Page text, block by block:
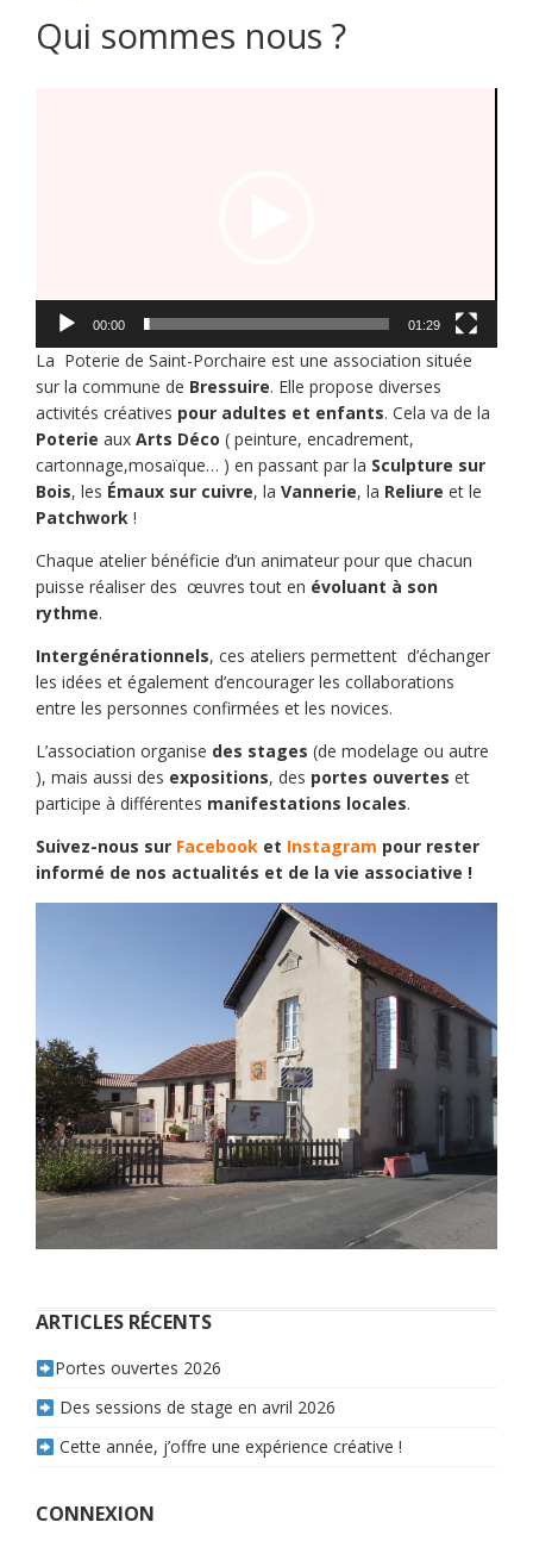
Qui sommes nous ?
00:00 01:29
La Poterie de Saint-Porchaire est une association située
sur la commune de Bressuire. Elle propose diverses
activités créatives pour adultes et enfants. Cela va de la
Poterie aux Arts Déco ( peinture, encadrement,
cartonnage,mosaïque… ) en passant par la Sculpture sur
Bois, les Émaux sur cuivre, la Vannerie, la Reliure et le
Patchwork !
Chaque atelier bénéficie d’un animateur pour que chacun
puisse réaliser des œuvres tout en évoluant à son
rythme.
Intergénérationnels, ces ateliers permettent d’échanger
les idées et également d’encourager les collaborations
entre les personnes confirmées et les novices.
L’association organise des stages (de modelage ou autre
), mais aussi des expositions, des portes ouvertes et
participe à différentes manifestations locales.
Suivez-nous sur Facebook et Instagram pour rester
informé de nos actualités et de la vie associative !
ARTICLES RÉCENTS
Portes ouvertes 2026
Des sessions de stage en avril 2026
Cette année, j’offre une expérience créative !
CONNEXION